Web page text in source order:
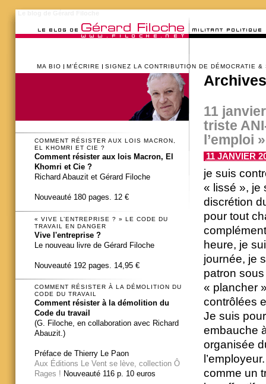
MA BIO M’ÉCRIRE SIGNEZ LA CONTRIBUTION DE DÉMOCRATIE &
11
triste
l’emploi »
11 JANVIER
je suis
« lissé », je
discrétion
pour tout
heure, je
journée, je
patron
« plancher
contrôlées
Je suis
embauche
organisée
comme un
COMMENT RÉSISTER AUX LOIS MACRON,
EL KHOMRI ET CIE ?
Comment résister aux lois Macron, El
Khomri et Cie ?
Richard Abauzit et Gérard Filoche
Nouveauté 180 pages. 12 €
« VIVE L’ENTREPRISE ? » LE CODE DU
TRAVAIL EN DANGER
Vive l'entreprise ?
Le nouveau livre de Gérard Filoche
Nouveauté 192 pages. 14,95 €
COMMENT RÉSISTER À LA DÉMOLITION DU
CODE DU TRAVAIL
Comment résister à la démolition du
Code du travail
(G. Filoche, en collaboration avec Richard
Abauzit.)
Préface de Thierry Le Paon
Aux Éditions Le Vent se lève, collection Ô
Rages ! Nouveauté 116 p. 10 euros